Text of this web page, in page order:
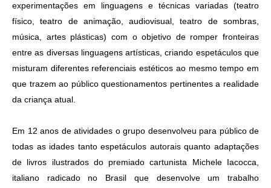
experimentações em linguagens e técnicas variadas (teatro
físico, teatro de animação, audiovisual, teatro de sombras,
música, artes plásticas) com o objetivo de romper fronteiras
entre as diversas linguagens artísticas, criando espetáculos que
misturam diferentes referenciais estéticos ao mesmo tempo em
que trazem ao público questionamentos pertinentes a realidade
da criança atual.
Em 12 anos de atividades o grupo desenvolveu para público de
todas as idades tanto espetáculos autorais quanto adaptações
de livros ilustrados do premiado cartunista Michele Iacocca,
italiano radicado no Brasil que desenvolve um trabalho